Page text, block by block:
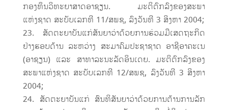
ກອງທຶນວິທະຍາສາດອາຊຽນ. ມະຕິຕົກລົງຂອງສະພາ
ແຫ່ງຊາດ ສະບັບເລກທີ 11/ສພຊ, ລົງວັນທີ 3 ສິງຫາ 2004;
ສັດຕະຍາບັນແກ່ສັນຍາວ່າດ້ວຍການຮ່ວມມືເສດຖະກິດ
ຢ່າງຮອບດ້ານ ລະຫວ່າງ ສະມາຄົມປະຊາຊາດ ອາຊີອາຄະເນ
(ອາຊຽນ) ແລະ ສາທາລະນະລັດອິນເດຍ. ມະຕິຕົກລົງຂອງ
ສະພາແຫ່ງຊາດ ສະບັບເລກທີ 12/ສພຊ, ລົງວັນທີ 3 ສິງຫາ
2004;
ສັດຕະຍາບັນແກ່ ສົນທິສັນຍາວ່າດ້ວຍການຕ້ານການລັກ